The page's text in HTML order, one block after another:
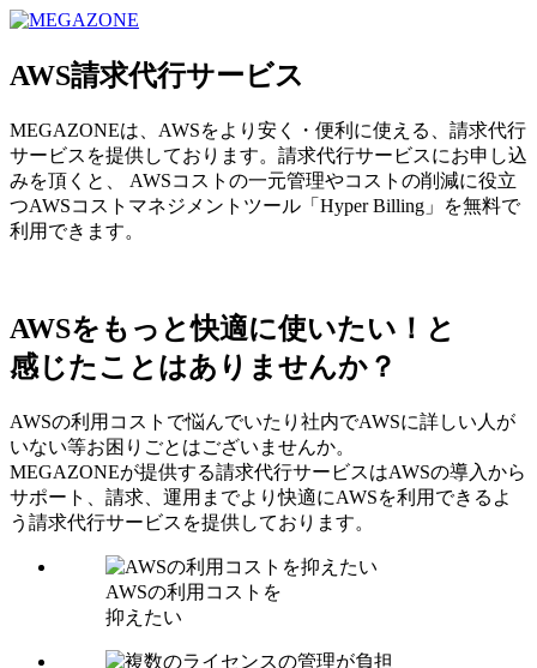
AWS請求代行サービス
MEGAZONEは、AWSをより安く・便利に使える、請求代行
サービスを提供しております。請求代行サービスにお申し込
みを頂くと、 AWSコストの一元管理やコストの削減に役立
つAWSコストマネジメントツール「Hyper Billing」を無料で
利用できます。
AWSをもっと快適に使いたい！と
感じたことはありませんか？
AWSの利用コストで悩んでいたり社内でAWSに詳しい人が
いない等お困りごとはございませんか。
MEGAZONEが提供する請求代行サービスはAWSの導入から
サポート、請求、運用までより快適にAWSを利用できるよ
う請求代行サービスを提供しております。
AWSの利用コストを
抑えたい